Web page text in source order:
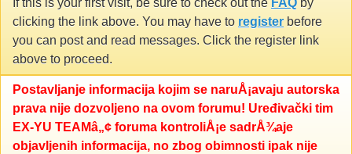
If this is your first visit, be sure to check out the FAQ by
clicking the link above. You may have to register before
you can post and read messages. Click the register link
above to proceed.
Postavljanje informacija kojim se naruÅ¡avaju autorska
prava nije dozvoljeno na ovom forumu! Uređivački tim
EX-YU TEAMâ„¢ foruma kontroliÅ¡e sadrÅ¾aje
objavljenih informacija, no zbog obimnosti ipak nije